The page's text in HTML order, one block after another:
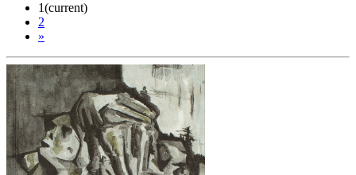
1(current)
2
»